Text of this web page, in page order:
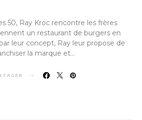
50, Ray Kroc rencontre les frères
un restaurant de burgers en
leur concept, Ray leur propose de
la marque et…